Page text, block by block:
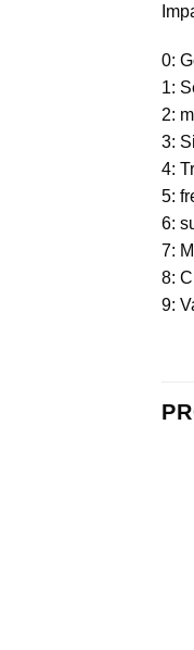
0:
1:
2:
3:
4:
5:
6:
7:
8:
9: